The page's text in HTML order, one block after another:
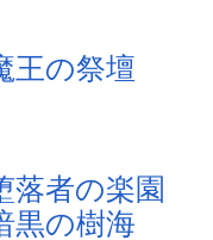
王の祭壇
落者の楽園
黒の樹海